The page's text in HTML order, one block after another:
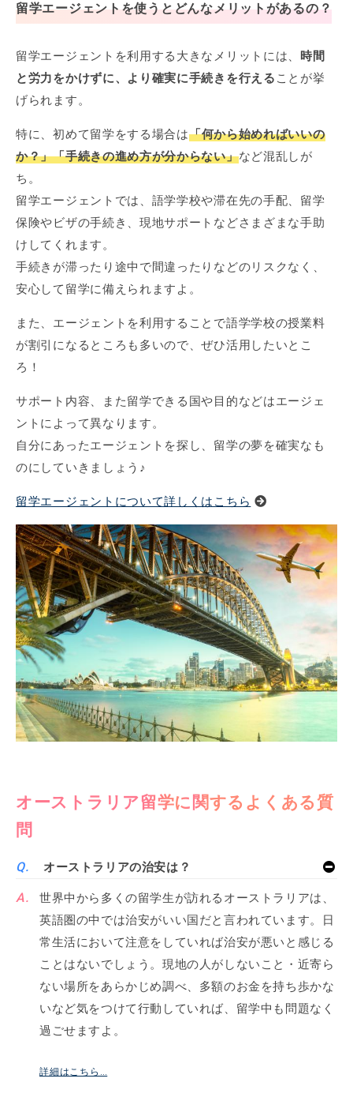
留学エージェントを使うとどんなメリットがあるの？
留学エージェントを利用する大きなメリットには、 時間
と労力をかけずに、より確実に手続きを行える ことが挙
げられます。
特に、初めて留学をする場合は「何から始めればいいの
か？」「手続きの進め方が分からない」など混乱しが
ち。
留学エージェントでは、語学学校や滞在先の手配、留学
保険やビザの手続き、現地サポートなどさまざまな手助
けしてくれます。
手続きが滞ったり途中で間違ったりなどのリスクなく、
安心して留学に備えられますよ。
また、エージェントを利用することで語学学校の授業料
が割引になるところも多いので、ぜひ活用したいとこ
ろ！
サポート内容、また留学できる国や目的などはエージェ
ントによって異なります。
自分にあったエージェントを探し、留学の夢を確実なも
のにしていきましょう♪
留学エージェントについて詳しくはこちら
オーストラリア留学に関するよくある質
問
オーストラリアの治安は？
世界中から多くの留学生が訪れるオーストラリアは、
英語圏の中では治安がいい国だと言われています。日
常生活において注意をしていれば治安が悪いと感じる
ことはないでしょう。現地の人がしないこと・近寄ら
ない場所をあらかじめ調べ、多額のお金を持ち歩かな
いなど気をつけて行動していれば、留学中も問題なく
過ごせますよ。
詳細はこちら…